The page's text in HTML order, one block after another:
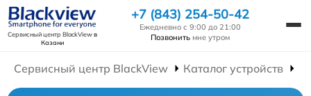
Сервисный центр BlackViewв
Казани
+7 (843) 254-50-42
Ежедневно с 9:00 до 21:00
Позвонить мне утром
Сервисный центр BlackView Каталог устройств